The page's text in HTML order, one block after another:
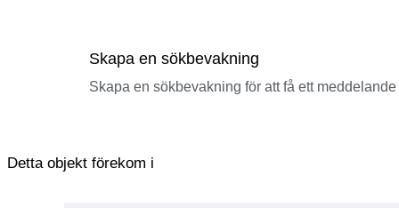
Skapa en sökbevakning
Skapa en sökbevakning för att få ett
Detta objekt förekom i